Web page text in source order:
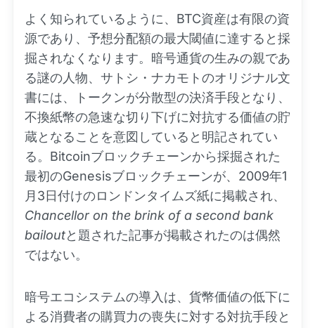
よく知られているように、BTC資産は有限の資
源であり、予想分配額の最大閾値に達すると採
掘されなくなります。暗号通貨の生みの親であ
る謎の人物、サトシ・ナカモトのオリジナル文
書には、トークンが分散型の決済手段となり、
不換紙幣の急速な切り下げに対抗する価値の貯
蔵となることを意図していると明記されてい
る。Bitcoinブロックチェーンから採掘された
最初のGenesisブロックチェーンが、2009年1
月3日付けのロンドンタイムズ紙に掲載され、
Chancellor on the brink of a second bank
bailoutと題された記事が掲載されたのは偶然
ではない。
暗号エコシステムの導入は、貨幣価値の低下に
よる消費者の購買力の喪失に対する対抗手段と